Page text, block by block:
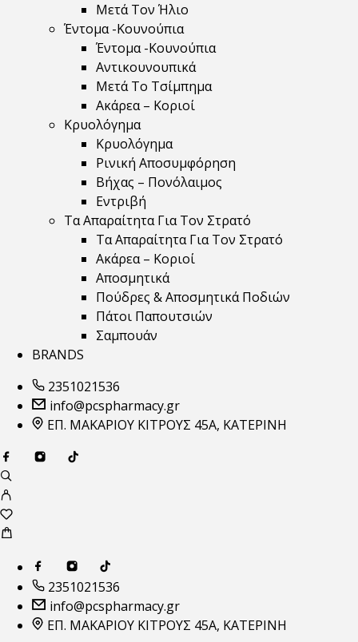
Mετά Τον Ήλιο
Έντομα -Κουνούπια
Έντομα -Κουνούπια
Αντικουνουπικά
Μετά Το Τσίμπημα
Ακάρεα – Κοριοί
Κρυολόγημα
Κρυολόγημα
Ρινική Αποσυμφόρηση
Βήχας – Πονόλαιμος
Εντριβή
Τα Απαραίτητα Για Τον Στρατό
Τα Απαραίτητα Για Τον Στρατό
Ακάρεα – Κοριοί
Αποσμητικά
Πούδρες & Αποσμητικά Ποδιών
Πάτοι Παπουτσιών
Σαμπουάν
BRANDS
2351021536
info@pcspharmacy.gr
ΕΠ. ΜΑΚΑΡΙΟΥ ΚΙΤΡΟΥΣ 45Α, ΚΑΤΕΡΙΝΗ
2351021536
info@pcspharmacy.gr
ΕΠ. ΜΑΚΑΡΙΟΥ ΚΙΤΡΟΥΣ 45Α, ΚΑΤΕΡΙΝΗ